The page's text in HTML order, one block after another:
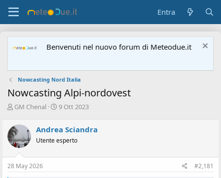
Entra
Benvenuti nel nuovo forum di Meteodue.it
Nowcasting Nord Italia
Nowcasting Alpi-nordovest
A
t
o
r
e
d
i
GM Chenal
D
a
d
i
9 Ott 2023
Andrea Sciandra
Utente esperto
28 May 2026 #2,181